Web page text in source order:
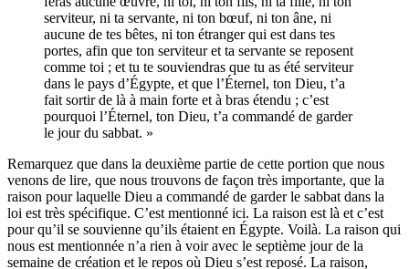
serviteur, ni ta servante, ni ton bœuf, ni ton âne, ni
aucune de tes bêtes, ni ton étranger qui est dans tes
portes, afin que ton serviteur et ta servante se reposent
comme toi ; et tu te souviendras que tu as été serviteur
dans le pays d’Égypte, et que l’Éternel, ton Dieu, t’a
fait sortir de là à main forte et à bras étendu ; c’est
pourquoi l’Éternel, ton Dieu, t’a commandé de garder
le jour du sabbat. »
Remarquez que dans la deuxième partie de cette portion que nous
venons de lire, que nous trouvons de façon très importante, que la
raison pour laquelle Dieu a commandé de garder le sabbat dans la
loi est très spécifique. C’est mentionné ici. La raison est là et c’est
pour qu’il se souvienne qu’ils étaient en Égypte. Voilà. La raison qui
nous est mentionnée n’a rien à voir avec le septième jour de la
semaine de création et le repos où Dieu s’est reposé. La raison,